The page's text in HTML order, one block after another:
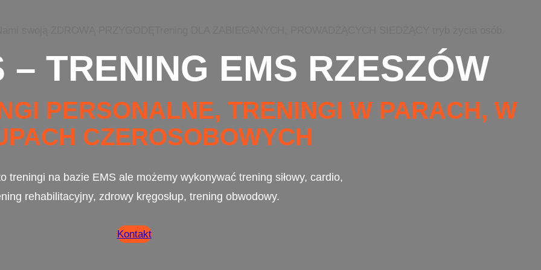
– TRENING EMS RZESZÓW
PERSONALNE, TRENINGI W PARACH, W
CZEROSOBOWYCH
treningi na bazie EMS ale możemy wykonywać trening siłowy, cardio,
rehabilitacyjny, zdrowy kręgosłup, trening obwodowy.
Kontakt